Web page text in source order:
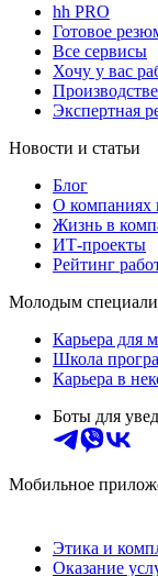
hh PRO
Готовое
Все сервисы
Хочу у вас
Экспертная
Новости и статьи
Блог
О компаниях
Жизнь в
ИТ-проекты
Рейтинг
Молодым
Карьера для
Школа
Карьера в
Боты для
Мобильное
Этика и
Оказание